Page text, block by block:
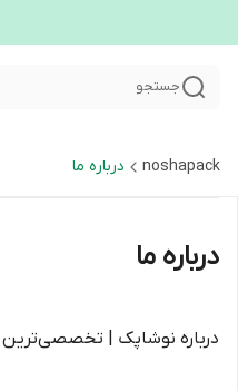
جستجو
noshapack درباره ما
درباره ما
درباره نوشاپک | تخصصی‌ترین